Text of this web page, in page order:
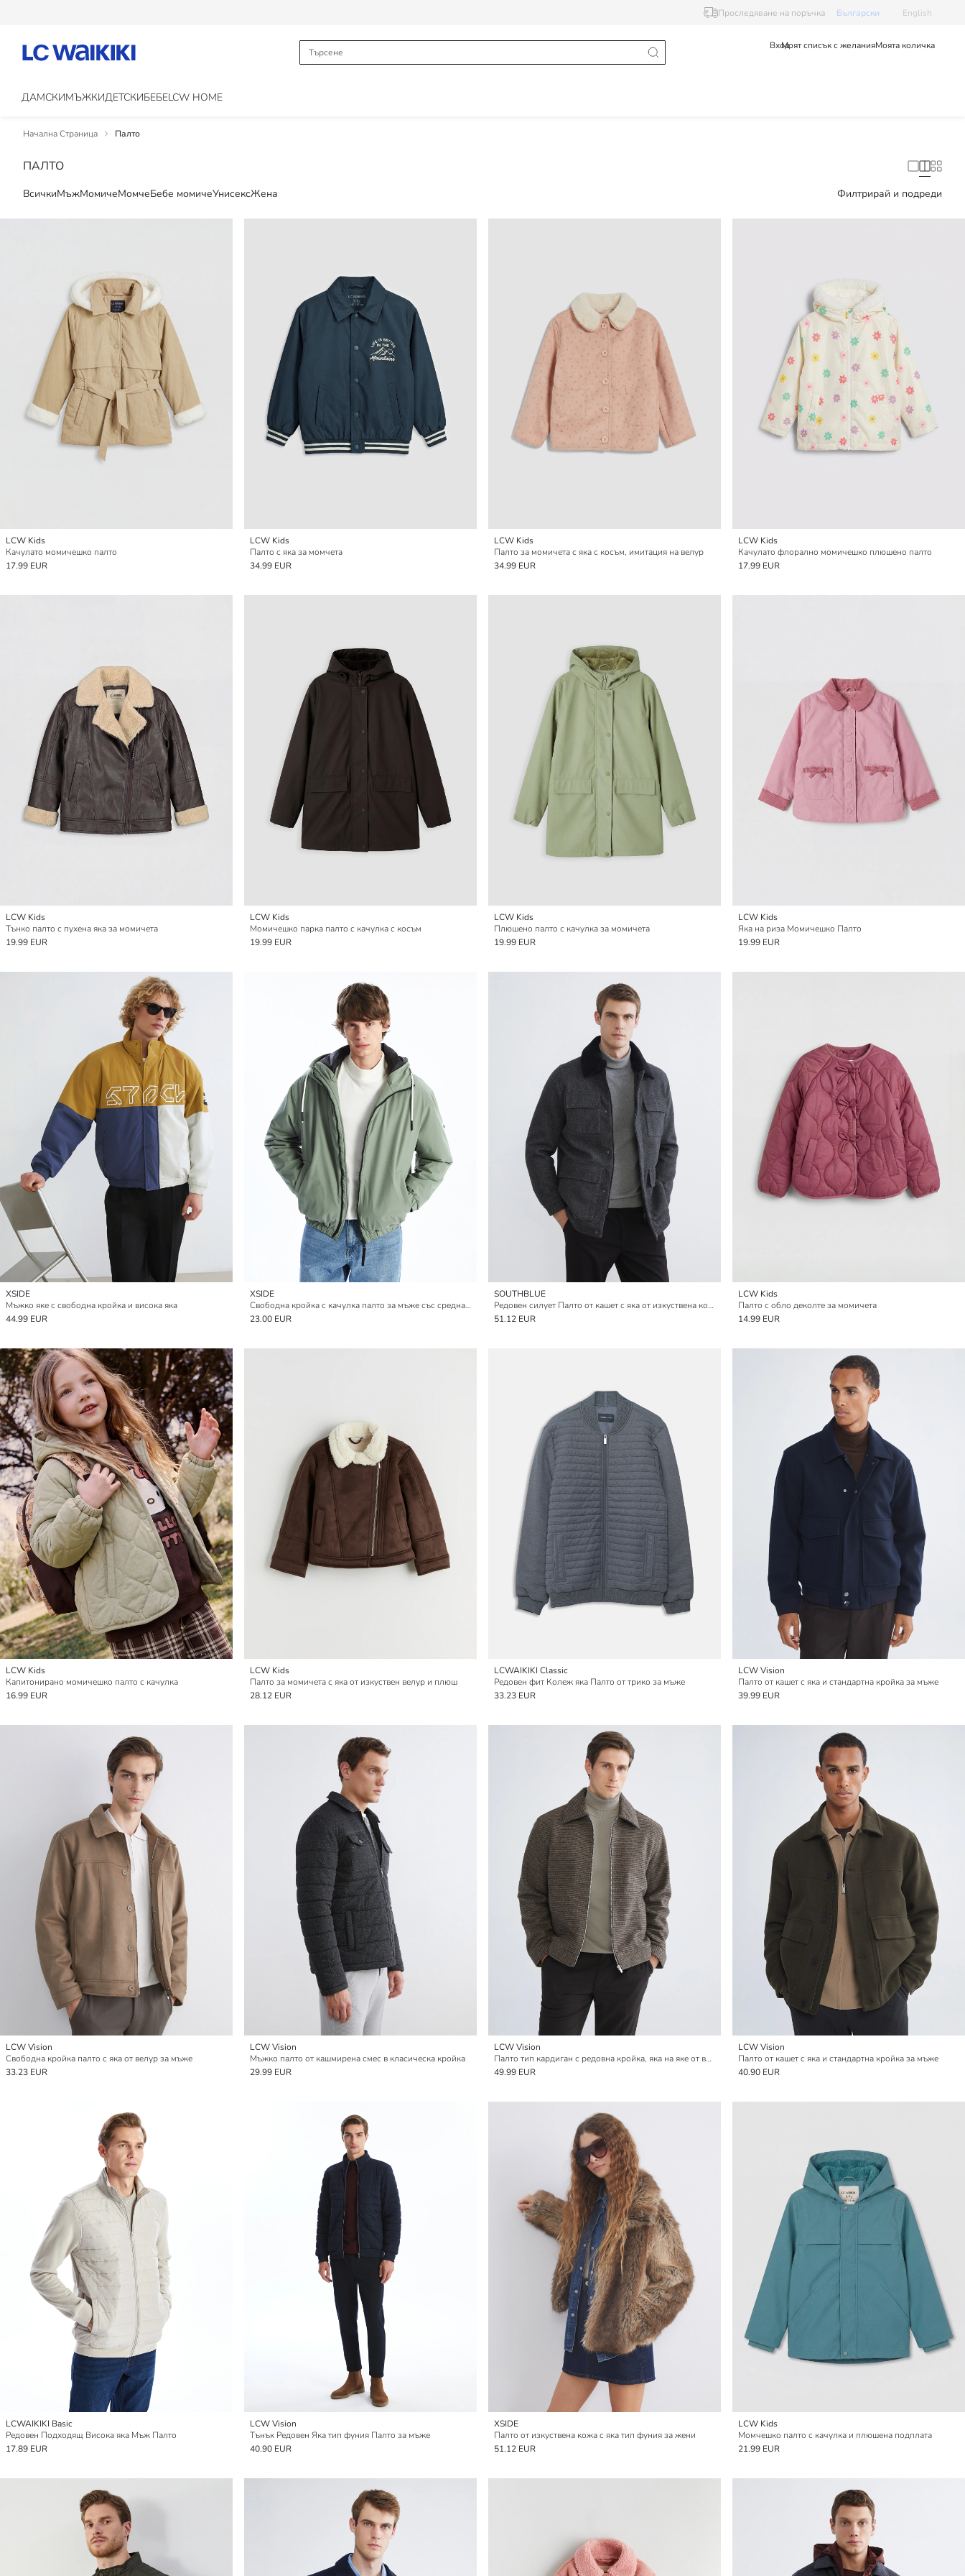
Проследяване на поръчка Български English
ВходМоят списък с желанияМоята количка
ДАМСКИМЪЖКИДЕТСКИБЕБЕLCW HOME
Начална Страница Палто
ПАЛТО
ВсичкиМъжМомичеМомчеБебе момичеУнисексЖена Филтрирай и подреди
LCW Kids
Качулато момичешко палто
17.99 EUR
LCW Kids
Палто с яка за момчета
34.99 EUR
LCW Kids
Палто за момичета с яка с косъм, имитация на велур
34.99 EUR
LCW Kids
Качулато флорално момичешко плюшено палто
17.99 EUR
LCW Kids
Тънко палто с пухена яка за момичета
19.99 EUR
LCW Kids
Момичешко парка палто с качулка с косъм
19.99 EUR
LCW Kids
Плюшено палто с качулка за момичета
19.99 EUR
LCW Kids
Яка на риза Момичешко Палто
19.99 EUR
XSIDE
Мъжко яке с свободна кройка и висока яка
44.99 EUR
XSIDE
Свободна кройка с качулка палто за мъже със средна дебелина
23.00 EUR
SOUTHBLUE
Редовен силует Палто от кашет с яка от изкуствена кожа за мъже
51.12 EUR
LCW Kids
Палто с обло деколте за момичета
14.99 EUR
LCW Kids
Капитонирано момичешко палто с качулка
16.99 EUR
LCW Kids
Палто за момичета с яка от изкуствен велур и плюш
28.12 EUR
LCWAIKIKI Classic
Редовен фит Колеж яка Палто от трико за мъже
33.23 EUR
LCW Vision
Палто от кашет с яка и стандартна кройка за мъже
39.99 EUR
LCW Vision
Свободна кройка палто с яка от велур за мъже
33.23 EUR
LCW Vision
Мъжко палто от кашмирена смес в класическа кройка
29.99 EUR
LCW Vision
Палто тип кардиган с редовна кройка, яка на яке от вълнена смес за мъже
49.99 EUR
LCW Vision
Палто от кашет с яка и стандартна кройка за мъже
40.90 EUR
LCWAIKIKI Basic
Редовен Подходящ Висока яка Мъж Палто
17.89 EUR
LCW Vision
Тънък Редовен Яка тип фуния Палто за мъже
40.90 EUR
XSIDE
Палто от изкуствена кожа с яка тип фуния за жени
51.12 EUR
LCW Kids
Момчешко палто с качулка и плюшена подплата
21.99 EUR